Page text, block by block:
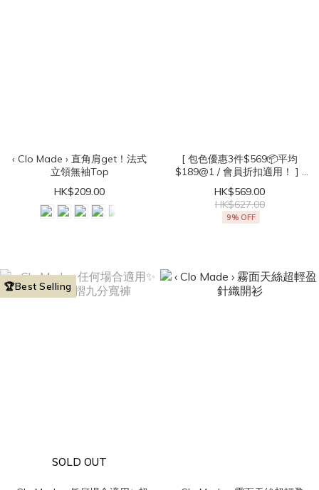
‹ Clo Made › 直角肩get！法式
立領無袖Top
HK$209.00
[ 包色優惠3件$569📦平均
$189@1 / 會員折扣適用！ ] ‹
Clo Made › 直角肩get！法式
立領無袖Top
HK$569.00
HK$627.00
9% OFF
🏆Best Selling
SOLD OUT